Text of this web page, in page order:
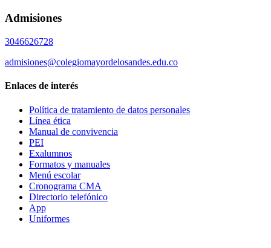
Admisiones
3046626728
admisiones@colegiomayordelosandes.edu.co
Enlaces de interés
Política de tratamiento de datos personales
Línea ética
Manual de convivencia
PEI
Exalumnos
Formatos y manuales
Menú escolar
Cronograma CMA
Directorio telefónico
App
Uniformes